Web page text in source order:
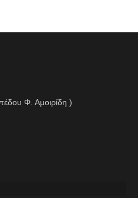
Φ. Αμοιρίδη )